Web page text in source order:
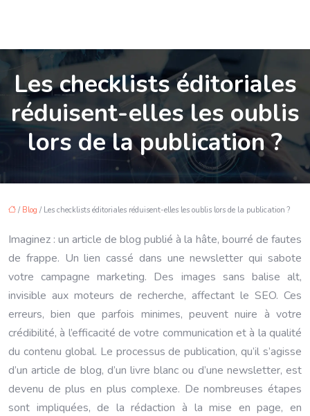
Les checklists éditoriales
réduisent-elles les oublis
lors de la publication ?
/ Blog / Les checklists éditoriales réduisent-elles les oublis lors de la publication ?
Imaginez : un article de blog publié à la hâte, bourré de fautes
de frappe. Un lien cassé dans une newsletter qui sabote
votre campagne marketing. Des images sans balise alt,
invisible aux moteurs de recherche, affectant le SEO. Ces
erreurs, bien que parfois minimes, peuvent nuire à votre
crédibilité, à l’efficacité de votre communication et à la qualité
du contenu global. Le processus de publication, qu’il s’agisse
d’un article de blog, d’un livre blanc ou d’une newsletter, est
devenu de plus en plus complexe. De nombreuses étapes
sont impliquées, de la rédaction à la mise en page, en